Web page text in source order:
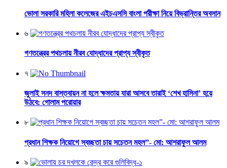
ভোলা সরকারি মহিলা কলেজের এইচএসসি বাংলা পরীক্ষা নিয়ে বিভ্রান্তির অবসান
৬
গণতন্ত্রের পথচলায় নীরব যোদ্ধাদের প্রাপ্য স্বীকৃত
৭
জুলাই সনদ বাস্তবায়ন না হলে ক্ষমতায় যারা আসবে তারাই ‘শেখ হাসিনা’ হয়ে
উঠবে: গোলাম পরোয়ার
৮
প্রধান শিক্ষক নিয়োগে স্বচ্ছতা চায় সচেতন মহল”- মো: আশরাফুল আলম
৯